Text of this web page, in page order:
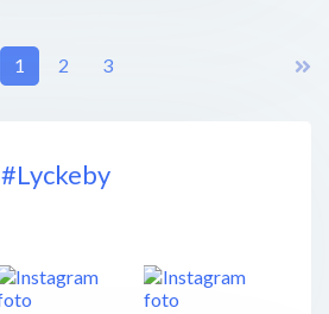
#Lyckeby
1 2 3